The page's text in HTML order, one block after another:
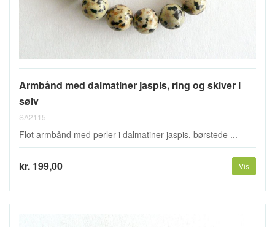
Armbånd med dalmatiner jaspis, ring og skiver i
sølv
SA2115
Flot armbånd med perler i dalmatiner jaspis, børstede ...
kr. 199,00 Vis